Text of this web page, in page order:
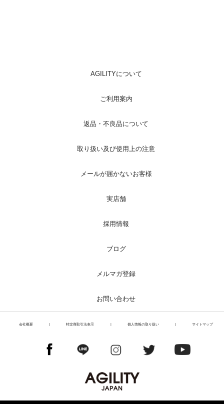
AGILITYについて
ご利用案内
返品・不良品について
取り扱い及び使用上の注意
メールが届かないお客様
実店舗
採用情報
ブログ
メルマガ登録
お問い合わせ
会社概要 特定商取引法表示 個人情報の取り扱い サイトマップ